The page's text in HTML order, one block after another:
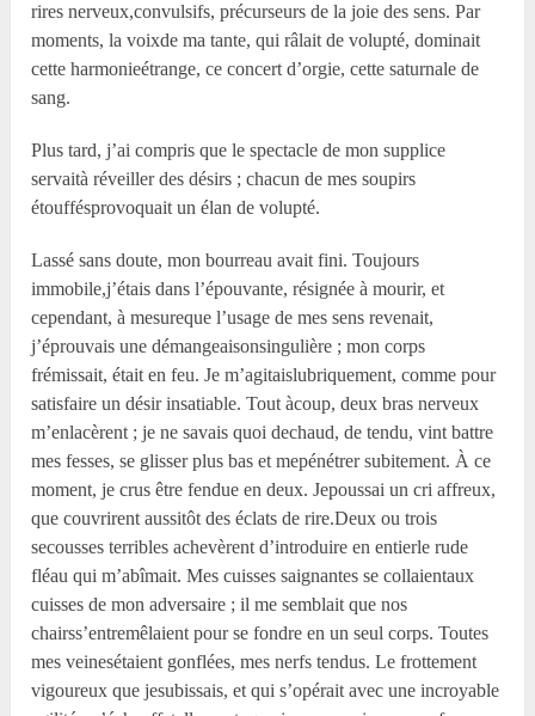
rires nerveux,convulsifs, précurseurs de la joie des sens. Par
moments, la voixde ma tante, qui râlait de volupté, dominait
cette harmonieétrange, ce concert d’orgie, cette saturnale de
sang.
Plus tard, j’ai compris que le spectacle de mon supplice
servaità réveiller des désirs ; chacun de mes soupirs
étouffésprovoquait un élan de volupté.
Lassé sans doute, mon bourreau avait fini. Toujours
immobile,j’étais dans l’épouvante, résignée à mourir, et
cependant, à mesureque l’usage de mes sens revenait,
j’éprouvais une démangeaisonsingulière ; mon corps
frémissait, était en feu. Je m’agitaislubriquement, comme pour
satisfaire un désir insatiable. Tout àcoup, deux bras nerveux
m’enlacèrent ; je ne savais quoi dechaud, de tendu, vint battre
mes fesses, se glisser plus bas et mepénétrer subitement. À ce
moment, je crus être fendue en deux. Jepoussai un cri affreux,
que couvrirent aussitôt des éclats de rire.Deux ou trois
secousses terribles achevèrent d’introduire en entierle rude
fléau qui m’abîmait. Mes cuisses saignantes se collaientaux
cuisses de mon adversaire ; il me semblait que nos
chairss’entremêlaient pour se fondre en un seul corps. Toutes
mes veinesétaient gonflées, mes nerfs tendus. Le frottement
vigoureux que jesubissais, et qui s’opérait avec une incroyable